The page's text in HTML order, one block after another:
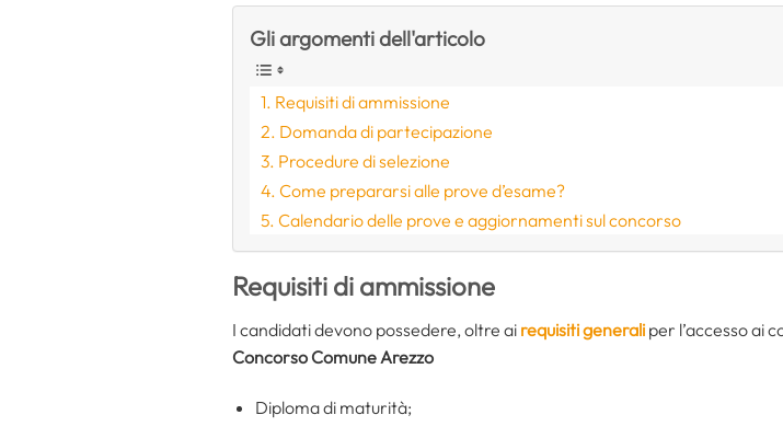
Gli argomenti dell'articolo
Requisiti di ammissione
Domanda di partecipazione
Procedure di selezione
Come prepararsi alle prove d’esame?
Calendario delle prove e aggiornamenti sul concorso
Requisiti di ammissione
I candidati devono possedere, oltre ai requisiti generali per l’accesso ai
Concorso Comune Arezzo
Diploma di maturità;